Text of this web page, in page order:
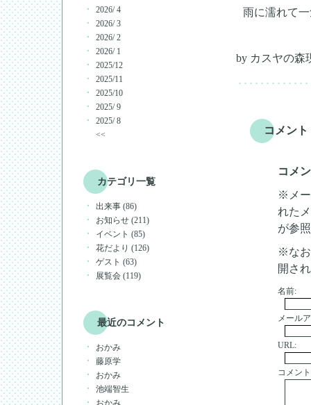
2026/ 4
2026/ 3
2026/ 2
2026/ 1
2025/12
2025/11
2025/10
2025/ 9
2025/ 8
<<
カテゴリ一覧
出来事 (86)
お知らせ (211)
イベント (85)
花だより (126)
ゲスト (63)
展覧会 (119)
最近のコメント
おかみ
藤原学
おかみ
池端智生
おかみ
雨に濡れて
by カスヤの森
コメント
コメ
※メー
れた
が参
※なお
開さ
名前:
メール
URL:
コメン